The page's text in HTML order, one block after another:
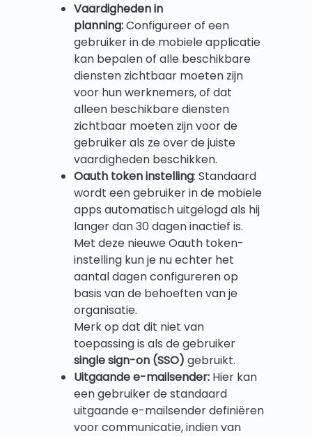
Vaardigheden in
planning:Configureer of een
gebruiker in de mobiele applicatie
kan bepalen of alle beschikbare
diensten zichtbaar moeten zijn
voor hun werknemers, of dat
alleen beschikbare diensten
zichtbaar moeten zijn voor de
gebruiker als ze over de juiste
vaardigheden beschikken.
Oauth token instelling: Standaard
wordt een gebruiker in de mobiele
apps automatisch uitgelogd als hij
langer dan 30 dagen inactief is.
Met deze nieuwe Oauth token-
instelling kun je nu echter het
aantal dagen configureren op
basis van de behoeften van je
organisatie.
Merk op dat dit niet van
toepassing is als de gebruiker
single sign-on (SSO) gebruikt.
Uitgaande e-mailsender: Hier kan
een gebruiker de standaard
uitgaande e-mailsender definiëren
voor communicatie, indien van